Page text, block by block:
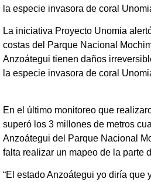
la especie invasora de coral
La iniciativa Proyecto Unomia
costas del Parque Nacional
Anzoátegui tienen daños
la especie invasora de coral
En el último monitoreo que
superó los 3 millones de metros
Anzoátegui del Parque Nacional
falta realizar un mapeo de la parte
“El estado Anzoátegui yo diría que